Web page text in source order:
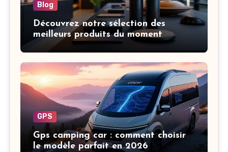
Blog
Découvrez notre sélection des
meilleurs produits du moment
GPS
Gps camping car : comment choisir
le modèle parfait en 2026